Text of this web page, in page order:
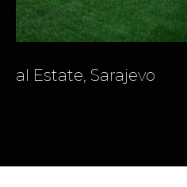
al Estate, Sarajevo